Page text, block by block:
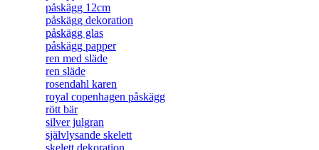
påskägg 12cm
påskägg dekoration
påskägg glas
påskägg papper
ren med släde
ren släde
rosendahl karen
royal copenhagen påskägg
rött bär
silver julgran
självlysande skelett
skelett dekoration